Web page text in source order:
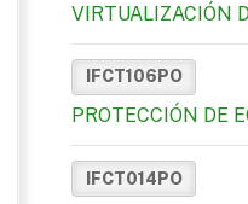
VIRTUALIZACIÓN
IFCT106PO
PROTECCIÓN DE
IFCT014PO